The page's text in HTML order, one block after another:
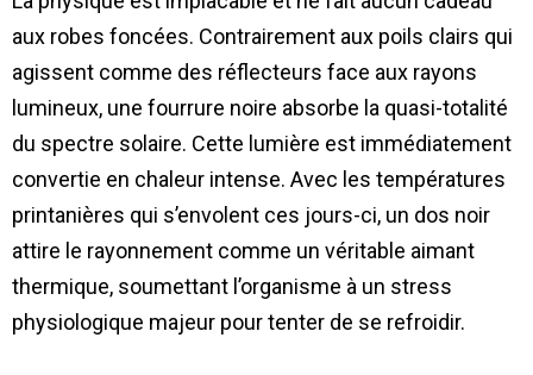
aux robes foncées. Contrairement aux poils clairs qui
agissent comme des réflecteurs face aux rayons
lumineux, une fourrure noire absorbe la quasi-totalité
du spectre solaire. Cette lumière est immédiatement
convertie en chaleur intense. Avec les températures
printanières qui s’envolent ces jours-ci, un dos noir
attire le rayonnement comme un véritable aimant
thermique, soumettant l’organisme à un stress
physiologique majeur pour tenter de se refroidir.